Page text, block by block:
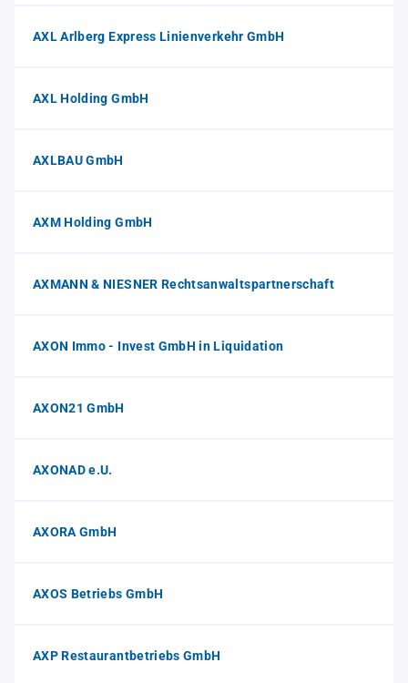
AXL Arlberg Express Linienverkehr GmbH
AXL Holding GmbH
AXLBAU GmbH
AXM Holding GmbH
AXMANN & NIESNER Rechtsanwaltspartnerschaft
AXON Immo - Invest GmbH in Liquidation
AXON21 GmbH
AXONAD e.U.
AXORA GmbH
AXOS Betriebs GmbH
AXP Restaurantbetriebs GmbH